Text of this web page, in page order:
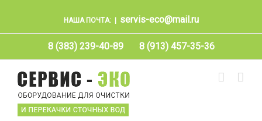
НАША ПОЧТА: servis-eco@mail.ru
8 (383) 239-40-89 8 (913) 457-35-36